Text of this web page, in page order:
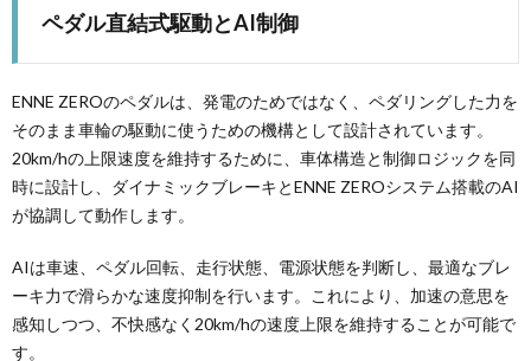
ペダル直結式駆動とAI制御
ENNE ZEROのペダルは、発電のためではなく、ペダリングした力を
そのまま車輪の駆動に使うための機構として設計されています。
20km/hの上限速度を維持するために、車体構造と制御ロジックを同
時に設計し、ダイナミックブレーキとENNE ZEROシステム搭載のAI
が協調して動作します。
AIは車速、ペダル回転、走行状態、電源状態を判断し、最適なブレ
ーキ力で滑らかな速度抑制を行います。これにより、加速の意思を
感知しつつ、不快感なく20km/hの速度上限を維持することが可能で
す。